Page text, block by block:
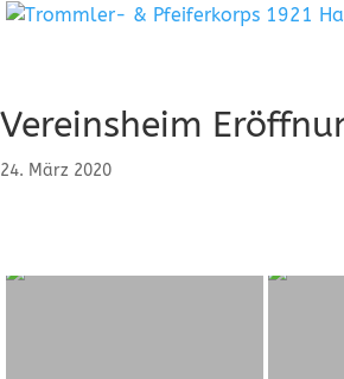
Vereinsheim
24. März 2020